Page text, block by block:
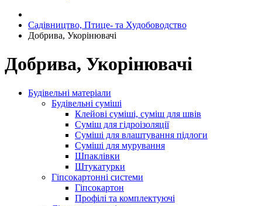
Садівництво, Птице- та Худобоводство
Добрива, Укорінювачі
Добрива, Укорінювачі
Будівельні матеріали
Будівельні суміші
Клейові суміші, суміш для швів
Суміш для гідроізоляції
Суміші для влаштування підлоги
Суміші для мурування
Шпаклівки
Штукатурки
Гіпсокартонні системи
Гіпсокартон
Профілі та комплектуючі